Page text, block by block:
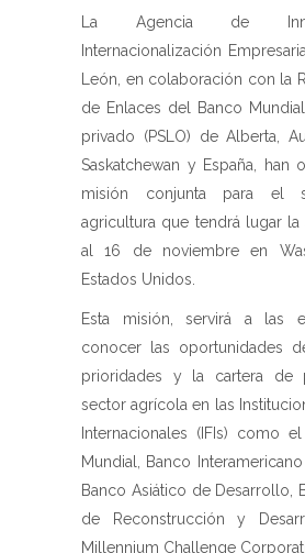
La Agencia de
Internacionalización
León, en colaboración con la
de Enlaces del Banco
privado (PSLO) de Alberta,
Saskatchewan y España, han
misión conjunta para el
agricultura que tendrá lugar la
al 16 de noviembre en
Estados Unidos.
Esta misión, servirá a las
conocer las oportunidades
prioridades y la cartera de
sector agrícola en las
Internacionales (IFIs) como
Mundial, Banco
Banco Asiático de Desarrollo,
de Reconstrucción y
Millennium Challenge